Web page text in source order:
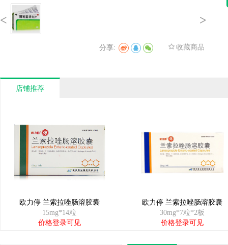
< >
分享: 收藏商品
店铺推荐
欧力停 兰索拉唑肠溶胶囊
15mg*14粒
价格登录可见
欧力停 兰索拉唑肠溶胶囊
30mg*7粒*2板
价格登录可见